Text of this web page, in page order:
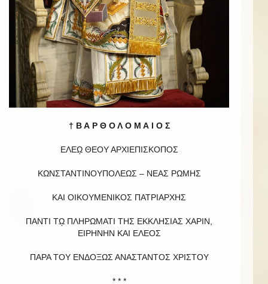
† Β Α Ρ Θ Ο Λ Ο Μ Α Ι Ο Σ
ΕΛΕῼ ΘΕΟΥ ΑΡΧΙΕΠΙΣΚΟΠΟΣ
ΚΩΝΣΤΑΝΤΙΝΟΥΠΟΛΕΩΣ – ΝΕΑΣ ΡΩΜΗΣ
ΚΑΙ ΟΙΚΟΥΜΕΝΙΚΟΣ ΠΑΤΡΙΑΡΧΗΣ
ΠΑΝΤΙ Τῼ ΠΛΗΡΩΜΑΤΙ ΤΗΣ ΕΚΚΛΗΣΙΑΣ ΧΑΡΙΝ,
ΕΙΡΗΝΗΝ ΚΑΙ EΛΕΟΣ
ΠΑΡΑ ΤΟΥ ΕΝΔΟΞΩΣ ΑΝΑΣΤΑΝΤΟΣ ΧΡΙΣΤΟΥ
* * *